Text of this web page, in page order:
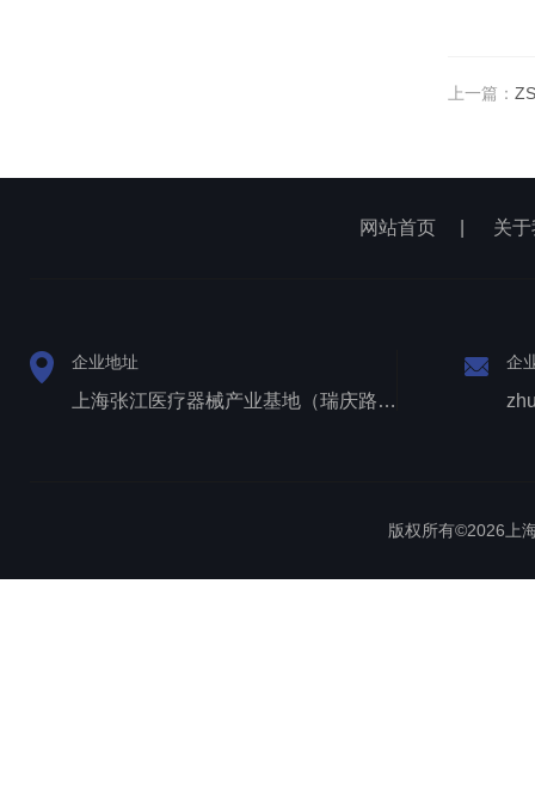
上一篇：
网站首页 关
企业地址
上海张江医疗器械产业基地（瑞庆路528号）
企
版权所有©2026